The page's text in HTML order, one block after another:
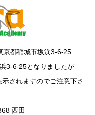
京都稲城市坂浜3-6-25
3-6-25となりましたが
されますのでご注意下さ
西田